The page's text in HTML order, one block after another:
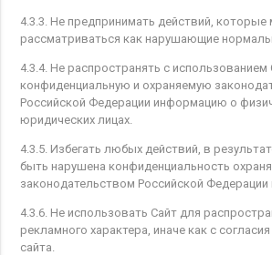
4.3.3. Не предпринимать действий, которые
рассматриваться как нарушающие
4.3.4. Не распространять с
конфиденциальную и охраняемую
Российской Федерации информацию о
юридических лицах.
4.3.5. Избегать любых действий, в
быть нарушена конфиденциальность
законодательством Российской
4.3.6. Не использовать Сайт для
рекламного характера, иначе как с
сайта.